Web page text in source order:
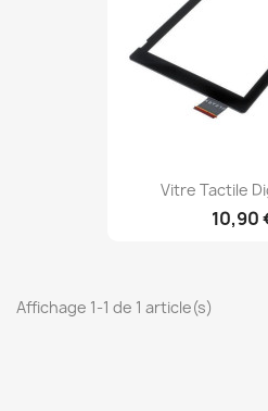
Vitre Tactile
10,90
Affichage 1-1 de 1 article(s)